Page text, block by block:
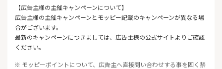
【広告主様の主催キャンペーンについて】
広告主様の主催キャンペーンとモッピー記載のキャンペーンが異なる場
合がございます。
最新のキャンペーンにつきましては、広告主様の公式サイトよりご確認
ください。
※ モッピーポイントについて、広告主へ直接問い合わせする事を固く禁